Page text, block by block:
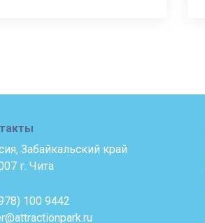
Забайкальский край
г. Чита
100 9442